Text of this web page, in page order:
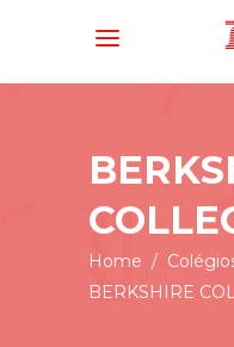
Home /
BERKSHIRE